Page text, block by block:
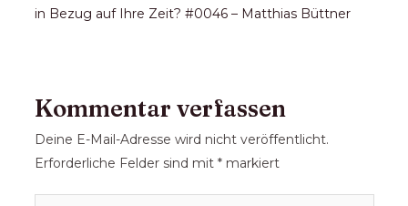
in Bezug auf Ihre Zeit? #0046 – Matthias Büttner
Kommentar verfassen
Deine E-Mail-Adresse wird nicht veröffentlicht.
Erforderliche Felder sind mit *markiert